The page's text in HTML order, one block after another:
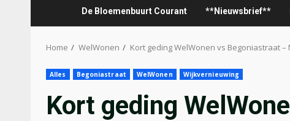
De Bloemenbuurt Courant **Nieuwsbrief**
Home WelWonen Kort geding WelWonen vs Begoniastraat –
Alles Begoniastraat WelWonen Wijkvernieuwing
Kort geding